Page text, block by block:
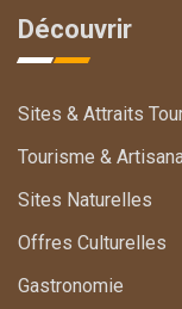
Découvrir
Sites & Attraits
Tourisme &
Sites Naturelles
Offres Culturelles
Gastronomie